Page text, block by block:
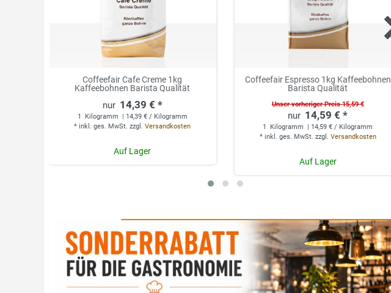
Coffeefair Cafe Creme 1kg
Kaffeebohnen Barista Qualität
14,39 € *
1 Kilogramm
| 14,39 € / Kilogramm
*inkl. ges. MwSt. zzgl.Versandkosten
Auf Lager
Coffeefair Espresso 1kg Kaffeebohnen
Barista Qualität
Unser vorheriger Preis 15,59 €
14,59 € *
1 Kilogramm
| 14,59 € / Kilogramm
* inkl. ges. MwSt. zzgl. Versandkosten
Auf Lager